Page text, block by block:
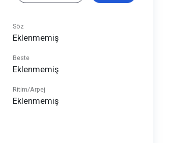
Söz
Eklenmemiş
Beste
Eklenmemiş
Ritim/Arpej
Eklenmemiş